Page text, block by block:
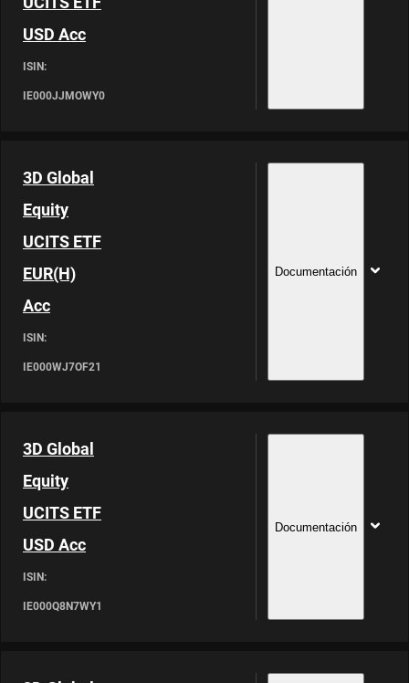
USD Acc
ISIN:
IE000JJMOWY0
3D Global
Equity
UCITS ETF
EUR(H)
Acc
ISIN:
IE000WJ7OF21
Documentación
3D Global
Equity
UCITS ETF
USD Acc
ISIN:
IE000Q8N7WY1
Documentación